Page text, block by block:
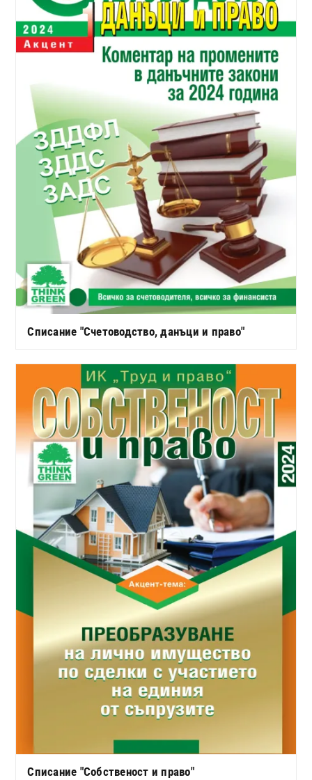
Списание "Счетоводство, данъци и право"
Списание "Собственост и право"